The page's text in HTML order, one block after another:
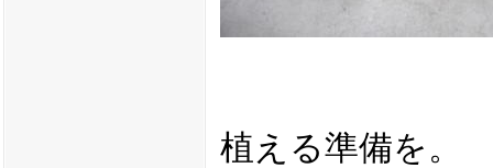
植える準備を。